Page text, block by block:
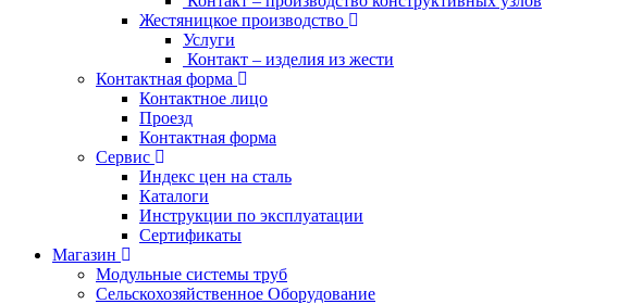
Жестяницкое производство
Услуги
Контакт – изделия из жести
Контактная форма
Контактное лицо
Проезд
Контактная форма
Сервис
Индекс цен на сталь
Каталоги
Инструкции по эксплуатации
Сертификаты
Магазин
Модульные системы труб
Сельскохозяйственное Оборудование